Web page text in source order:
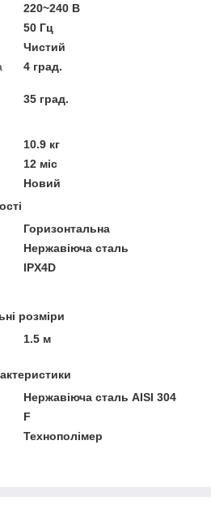
220~240 В
50 Гц
Чистий
4 град.
35 град.
10.9 кг
12 міс
Новий
Горизонтальна
Нержавіюча сталь
IPX4D
розміри
1.5 м
Нержавіюча сталь AISI 304
F
Технополімер